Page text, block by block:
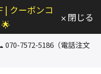
| クーポンコ
閉じる
070-7572-5186（電話注文